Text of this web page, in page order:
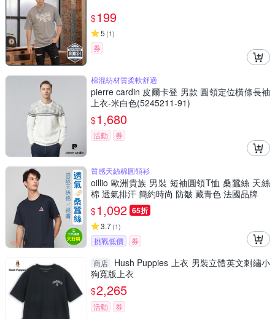
$199
5 (1)
券
棉混紡材質柔軟舒適
pierre cardin 皮爾卡登 男款 圓領定位橫條長袖
上衣-米白色(5245211-91)
$1,680
活動 券
質感天絲棉圓領衫
oillio 歐洲貴族 男裝 短袖圓領T恤 桑蠶絲 天絲
棉 透氣排汗 簡約時尚 防皺 藏青色 法國品牌
$1,092 65折
3.7(1)
挑戰低價 券
商店
Hush Puppies 上衣 男裝立體英文刺繡小
狗寬版上衣
$2,265
活動 券